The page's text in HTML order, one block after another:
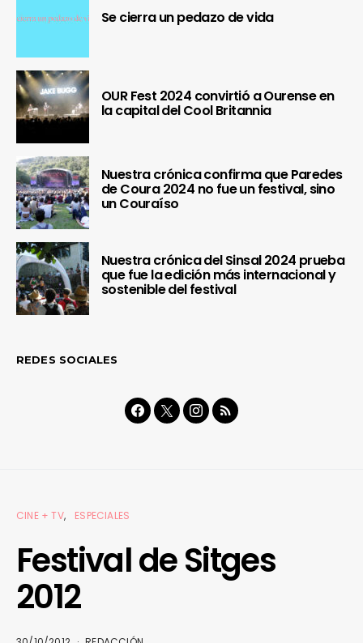
Se cierra un pedazo de vida
OUR Fest 2024 convirtió a Ourense en
la capital del Cool Britannia
Nuestra crónica confirma que Paredes
de Coura 2024 no fue un festival, sino
un Couraíso
Nuestra crónica del Sinsal 2024 prueba
que fue la edición más internacional y
sostenible del festival
REDES SOCIALES
CINE + TV ESPECIALES
Festival de Sitges
2012